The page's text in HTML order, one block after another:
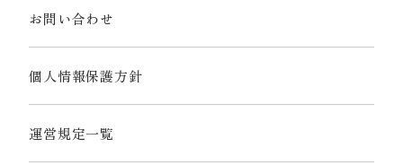
お問い合わせ
個人情報保護方針
運営規定一覧